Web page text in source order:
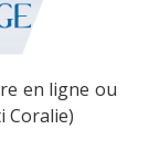
en ligne ou
Coralie)